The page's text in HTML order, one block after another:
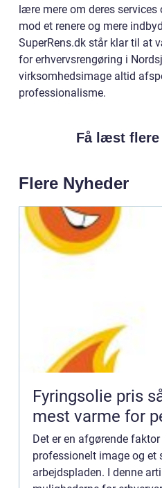
lære mere om deres
mod et renere og mere
SuperRens.dk står klar til at
for erhvervsrengøring i
virksomhedsimage altid
professionalisme.
Få læst
Flere Nyheder
Fyringsolie pris sådan får du
mest varme for
Det er en afgørende
professionelt image og et
arbejdspladen. I denne